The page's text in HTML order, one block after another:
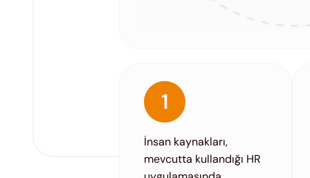
1
İnsan kaynakları,
mevcutta kullandığı HR